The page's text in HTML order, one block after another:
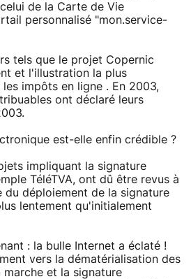
de la Carte de Vie
personnalisé "mon.service-
tels que le projet Copernic
et l'illustration la plus
impôts en ligne . En 2003,
ont déclaré leurs
est-elle enfin crédible ?
impliquant la signature
TéléTVA, ont dû être revus à
du déploiement de la signature
lentement qu'initialement
: la bulle Internet a éclaté !
vers la dématérialisation des
marche et la signature